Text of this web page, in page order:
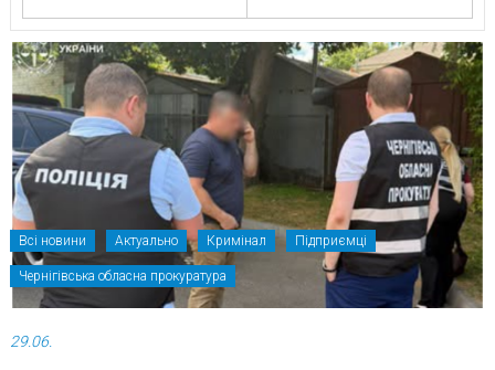
Всі новини Актуально Кримінал Підприємці
Чернігівська обласна прокуратура
29.06.